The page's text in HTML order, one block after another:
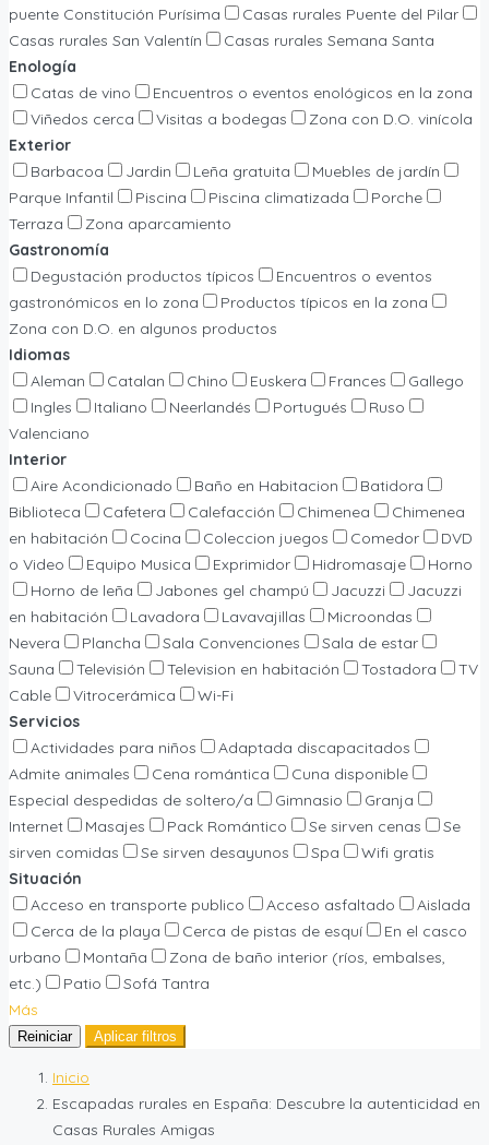
puente Constitución Purísima
Casas rurales Puente del Pilar
Casas rurales San Valentín
Casas rurales Semana Santa
Enología
Catas de vino
Encuentros o eventos enológicos en la zona
Viñedos cerca
Visitas a bodegas
Zona con D.O. vinícola
Exterior
Barbacoa
Jardin Leña gratuita
Muebles de jardín
Parque Infantil
Piscina Piscina climatizada
Porche
Terraza
Zona aparcamiento
Gastronomía
Degustación productos típicos
Encuentros o eventos
gastronómicos en lo zona
Productos típicos en la zona
Zona con D.O. en algunos productos
Idiomas
Aleman
Catalan Chino Euskera Frances
Gallego
Ingles
Italiano Neerlandés Portugués
Ruso
Valenciano
Interior
Aire Acondicionado
Baño en Habitacion
Batidora
Biblioteca
Cafetera Calefacción Chimenea
Chimenea
en habitación
Cocina Coleccion juegos Comedor
DVD
o Video
Equipo Musica Exprimidor Hidromasaje
Horno
Horno de leña
Jabones gel champú Jacuzzi
Jacuzzi
en habitación
Lavadora Lavavajillas
Microondas
Nevera
Plancha Sala Convenciones
Sala de estar
Sauna
Televisión Television en habitación Tostadora
TV
Cable
Vitrocerámica
Wi-Fi
Servicios
Actividades para niños
Adaptada discapacitados
Admite animales
Cena romántica
Cuna disponible
Especial despedidas de soltero/a
Gimnasio
Granja
Internet
Masajes Pack Romántico Se sirven cenas
Se
sirven comidas
Se sirven desayunos Spa
Wifi gratis
Situación
Acceso en transporte publico
Acceso asfaltado
Aislada
Cerca de la playa
Cerca de pistas de esquí
En el casco
urbano
Montaña
Zona de baño interior (ríos, embalses,
etc.)
Patio
Sofá Tantra
Más
Reiniciar Aplicar filtros
Inicio
Escapadas rurales en España: Descubre la autenticidad en
Casas Rurales Amigas